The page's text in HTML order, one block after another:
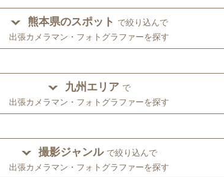
熊本県のスポット で絞り込んで
出張カメラマン・フォトグラファーを探す
九州エリア で
出張カメラマン・フォトグラファーを探す
撮影ジャンル で絞り込んで
出張カメラマン・フォトグラファーを探す